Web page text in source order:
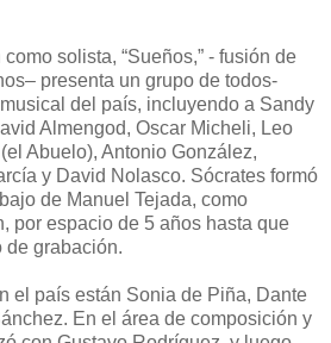
solista, “Sueños,” - fusión de
presenta un grupo de todos-
del país, incluyendo a Sandy
Almengod, Oscar Micheli, Leo
Abuelo), Antonio González,
y David Nolasco. Sócrates formó
de Manuel Tejada, como
por espacio de 5 años hasta que
de grabación.
el país están Sonia de Piña, Dante
En el área de composición y